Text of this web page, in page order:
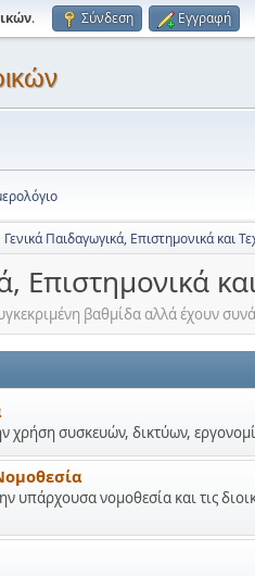
. Σύνδεση Εγγραφή
Γενικά Παιδαγωγικά, Επιστημονικά και
Επιστημονικά
βαθμίδα αλλά έχουν
χρήση συσκευών, δικτύων,
υπάρχουσα νομοθεσία και τις